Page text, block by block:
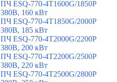
ПЧ ESQ-770-4T1600G/1850P
380В, 160 кВт
ПЧ ESQ-770-4T1850G/2000P
380В, 185 кВт
ПЧ ESQ-770-4T2000G/2200P
380В, 200 кВт
ПЧ ESQ-770-4T2200G/2500P
380В, 220 кВт
ПЧ ESQ-770-4T2500G/2800P